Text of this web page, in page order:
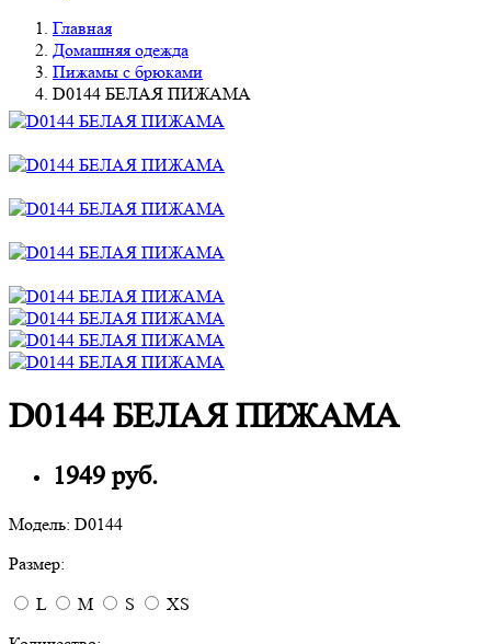
Главная
Домашняя одежда
Пижамы с брюками
D0144 БЕЛАЯ ПИЖАМА
D0144 БЕЛАЯ ПИЖАМА
1949 руб.
Модель: D0144
Размер:
L
M S
XS